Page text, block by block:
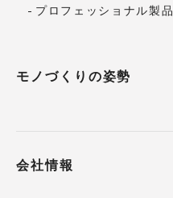
プロフェッショナル製品
モノづくりの姿勢
会社情報